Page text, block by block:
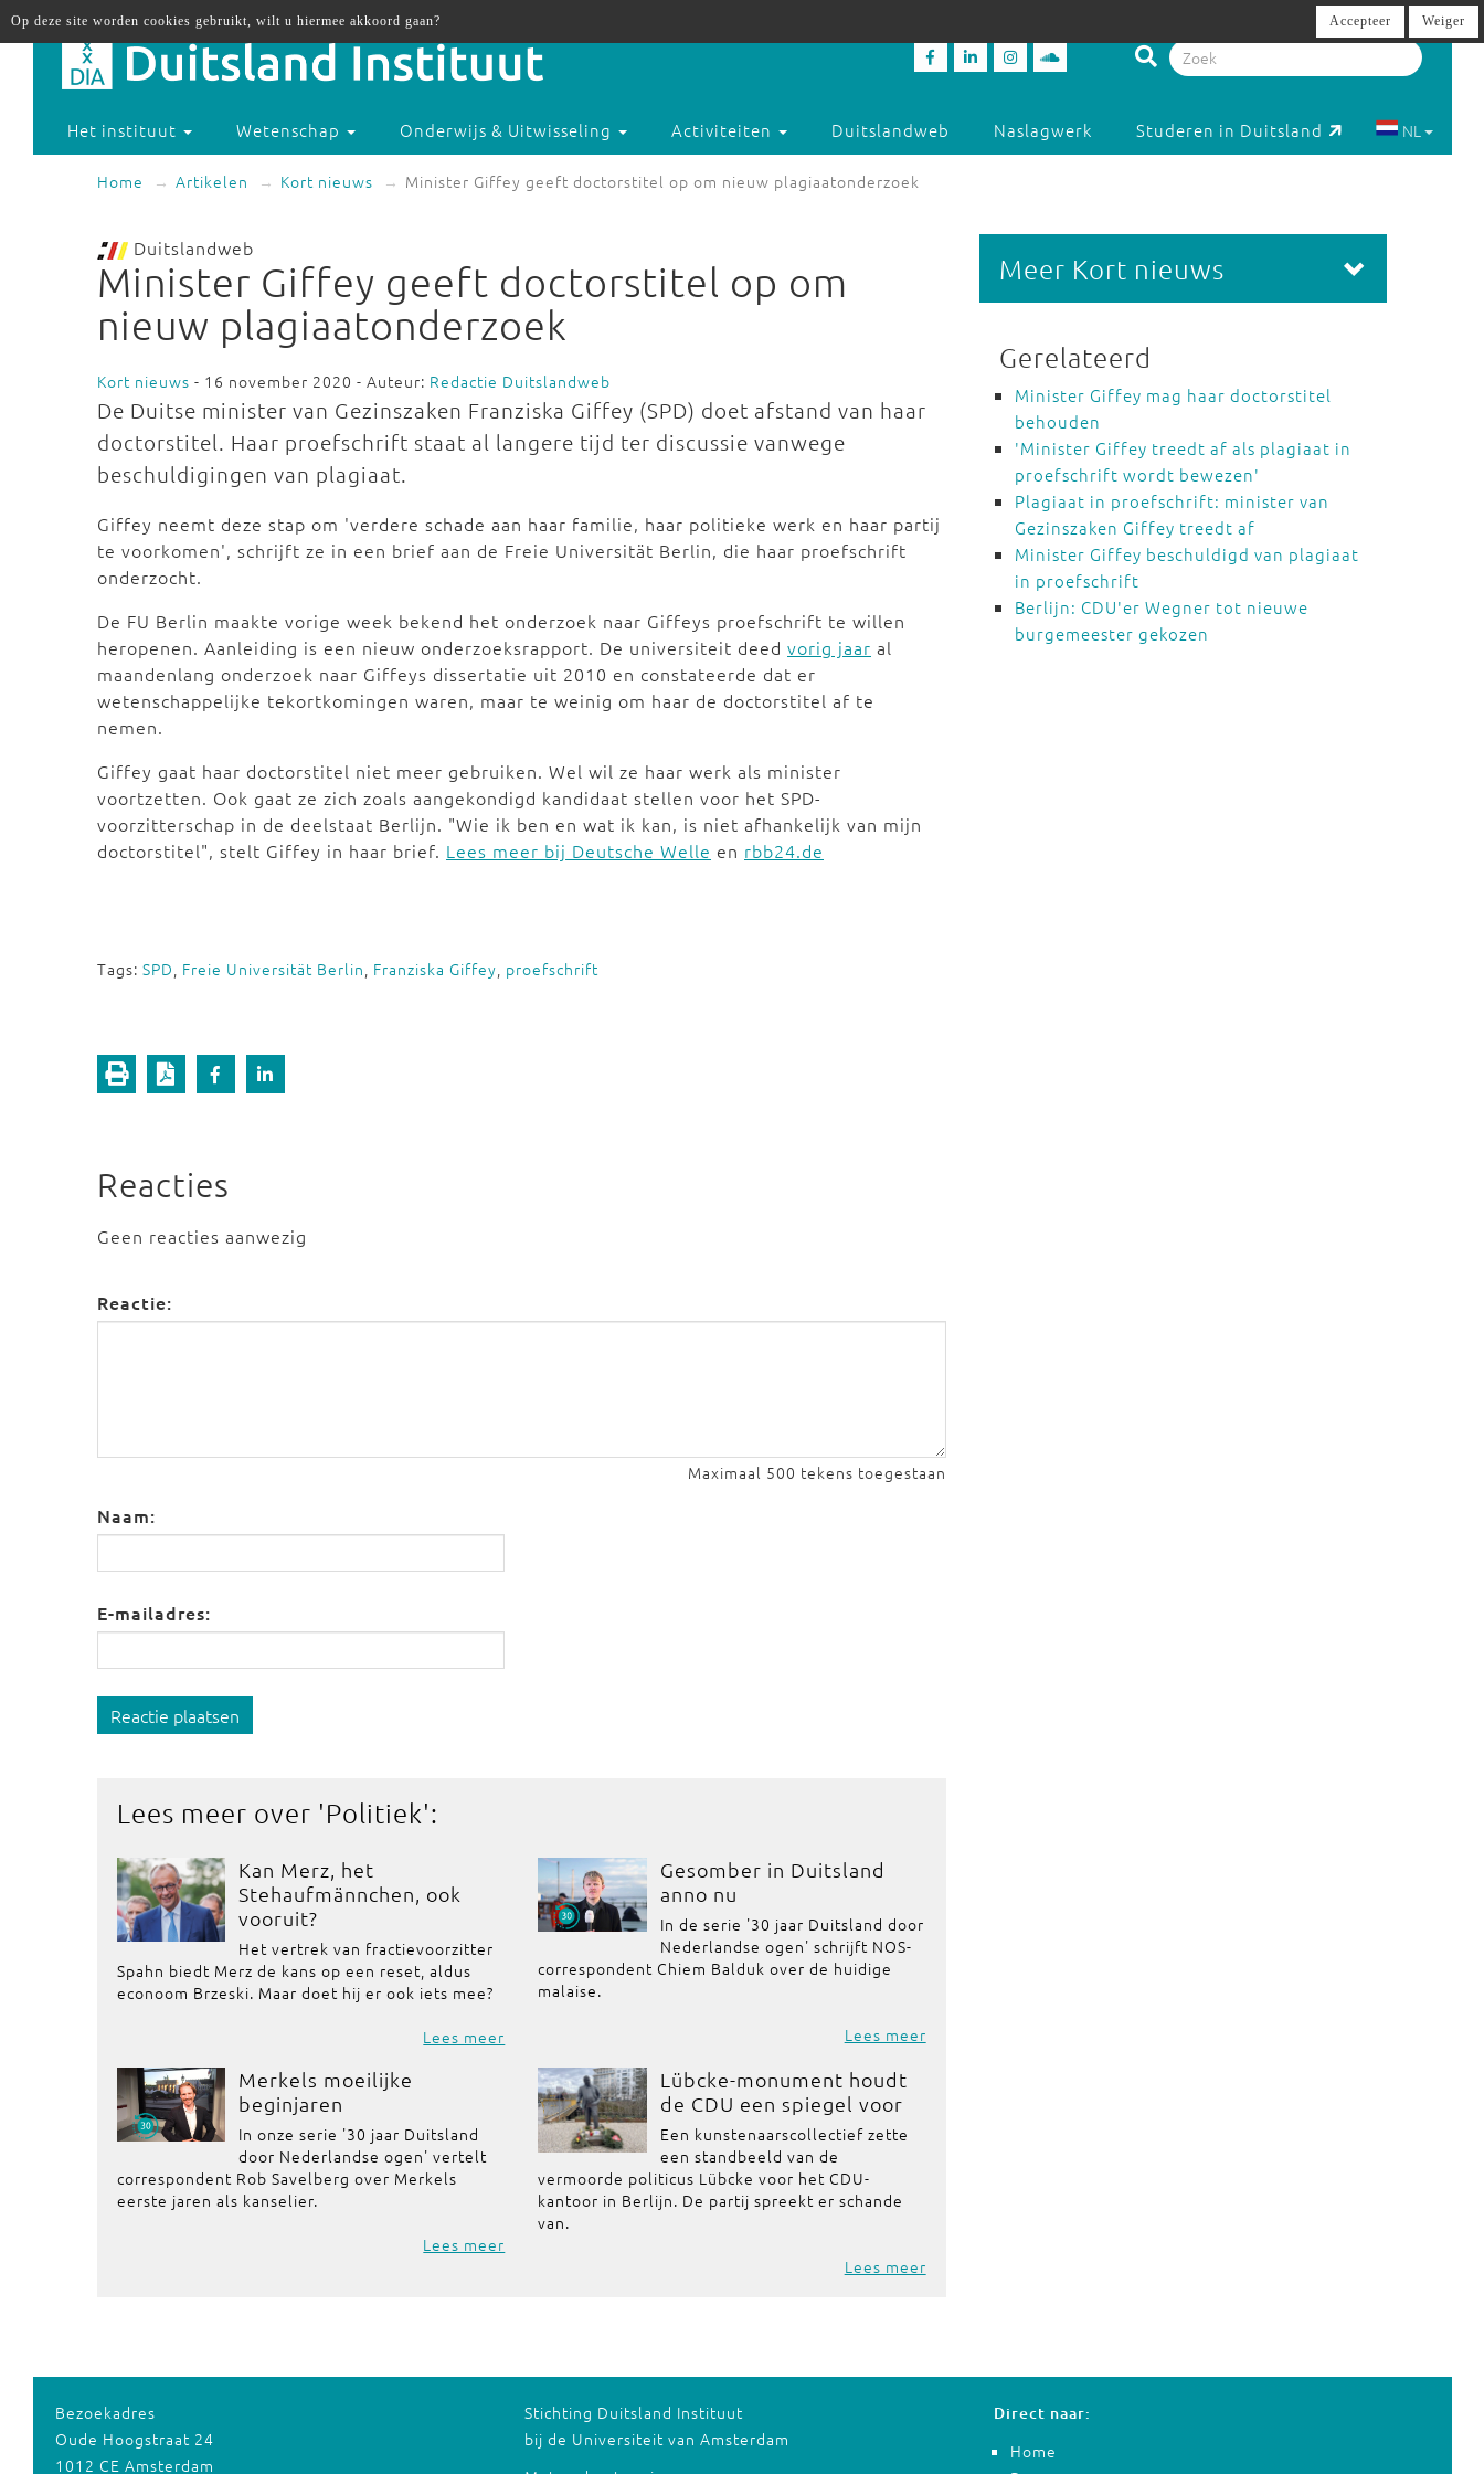
Het instituut Wetenschap Onderwijs & Uitwisseling Activiteiten Duitslandweb Naslagwerk Studeren in Duitsland NL
Home Artikelen Kort nieuws Minister Giffey geeft doctorstitel op om nieuw plagiaatonderzoek
Duitslandweb
Minister Giffey geeft doctorstitel op om
nieuw plagiaatonderzoek
Kort nieuws - 16 november 2020 - Auteur: Redactie Duitslandweb
De Duitse minister van Gezinszaken Franziska Giffey (SPD) doet afstand van haar
doctorstitel. Haar proefschrift staat al langere tijd ter discussie vanwege
beschuldigingen van plagiaat.
Giffey neemt deze stap om 'verdere schade aan haar familie, haar politieke werk en haar partij
te voorkomen', schrijft ze in een brief aan de Freie Universität Berlin, die haar proefschrift
onderzocht.
De FU Berlin maakte vorige week bekend het onderzoek naar Giffeys proefschrift te willen
heropenen. Aanleiding is een nieuw onderzoeksrapport. De universiteit deed vorig jaar al
maandenlang onderzoek naar Giffeys dissertatie uit 2010 en constateerde dat er
wetenschappelijke tekortkomingen waren, maar te weinig om haar de doctorstitel af te
nemen.
Giffey gaat haar doctorstitel niet meer gebruiken. Wel wil ze haar werk als minister
voortzetten. Ook gaat ze zich zoals aangekondigd kandidaat stellen voor het SPD-
voorzitterschap in de deelstaat Berlijn. "Wie ik ben en wat ik kan, is niet afhankelijk van mijn
doctorstitel", stelt Giffey in haar brief. Lees meer bij Deutsche Welle en rbb24.de
Tags: SPD, Freie Universität Berlin, Franziska Giffey, proefschrift
Reacties
Geen reacties aanwezig
Reactie:
Maximaal 500 tekens toegestaan
Naam:
E-mailadres:
Reactie plaatsen
Lees meer over 'Politiek':
Kan Merz, het
Stehaufmännchen, ook
vooruit?
Het vertrek van fractievoorzitter
Spahn biedt Merz de kans op een reset, aldus
econoom Brzeski. Maar doet hij er ook iets mee?
Lees meer
Gesomber in Duitsland
anno nu
In de serie '30 jaar Duitsland door
Nederlandse ogen' schrijft NOS-
correspondent Chiem Balduk over de huidige
malaise.
Lees meer
Merkels moeilijke
beginjaren
In onze serie '30 jaar Duitsland
door Nederlandse ogen' vertelt
correspondent Rob Savelberg over Merkels
eerste jaren als kanselier.
Lees meer
Lübcke-monument houdt
de CDU een spiegel voor
Een kunstenaarscollectief zette
een standbeeld van de
vermoorde politicus Lübcke voor het CDU-
kantoor in Berlijn. De partij spreekt er schande
van.
Lees meer
Meer Kort nieuws
Gerelateerd
Minister Giffey mag haar doctorstitel
behouden
'Minister Giffey treedt af als plagiaat in
proefschrift wordt bewezen'
Plagiaat in proefschrift: minister van
Gezinszaken Giffey treedt af
Minister Giffey beschuldigd van plagiaat
in proefschrift
Berlijn: CDU'er Wegner tot nieuwe
burgemeester gekozen
Bezoekadres
Oude Hoogstraat 24
1012 CE Amsterdam
Stichting Duitsland Instituut
bij de Universiteit van Amsterdam
Direct naar:
Home
Op deze site worden cookies gebruikt, wilt u hiermee akkoord gaan? Accepteer Weiger